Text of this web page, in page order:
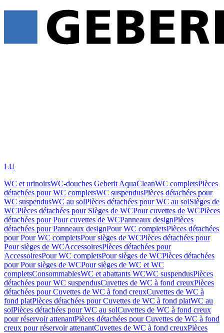
LU
WC et urinoirsWC-douches Geberit AquaCleanWC completsPièces
détachées pour WC completsWC suspendusPièces détachées pour
WC suspendusWC au solPièces détachées pour WC au solSièges de
WCPièces détachées pour Sièges de WCPour cuvettes de WCPièces
détachées pour Pour cuvettes de WCPanneaux designPièces
détachées pour Panneaux designPour WC completsPièces détachées
pour Pour WC completsPour sièges de WCPièces détachées pour
Pour sièges de WCAccessoiresPièces détachées pour
AccessoiresPour WC completsPour sièges de WCPièces détachées
pour Pour sièges de WCPour sièges de WC et WC
completsConsommablesWC et abattants WCWC suspendusPièces
détachées pour WC suspendusCuvettes de WC à fond creuxPièces
détachées pour Cuvettes de WC à fond creuxCuvettes de WC à
fond platPièces détachées pour Cuvettes de WC à fond platWC au
solPièces détachées pour WC au solCuvettes de WC à fond creux
pour réservoir attenantPièces détachées pour Cuvettes de WC à fond
creux pour réservoir attenantCuvettes de WC à fond creuxPièces